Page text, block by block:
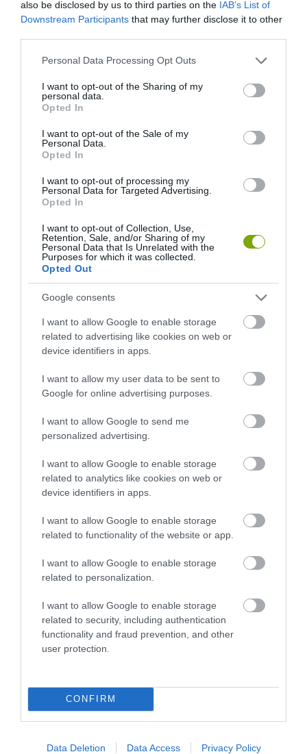
also be disclosed by us to third parties on the IAB’s List of
Downstream Participants that may further disclose it to other
Please note that this website/app uses one or more Google
not limited to your visit or usage behaviour. You may click to
grant or deny consent to Google and its third-party tags to
use your data for below specified purposes in below Google
consent section.
Personal Data Processing Opt Outs
I want to opt-out of the Sharing of my
personal data.
Opted In
I want to opt-out of the Sale of my
Personal Data.
Opted In
I want to opt-out of processing my
Personal Data for Targeted Advertising.
Opted In
I want to opt-out of Collection, Use,
Retention, Sale, and/or Sharing of my
Personal Data that Is Unrelated with the
Purposes for which it was collected.
Opted Out
Google consents
I want to allow Google to enable storage
related to advertising like cookies on web or
device identifiers in apps.
I want to allow my user data to be sent to
Google for online advertising purposes.
I want to allow Google to send me
personalized advertising.
I want to allow Google to enable storage
related to analytics like cookies on web or
device identifiers in apps.
I want to allow Google to enable storage
related to functionality of the website or app.
I want to allow Google to enable storage
related to personalization.
I want to allow Google to enable storage
related to security, including authentication
functionality and fraud prevention, and other
user protection.
CONFIRM
Data Deletion Data Access Privacy Policy